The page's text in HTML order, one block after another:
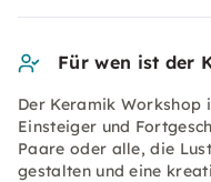
Für wen ist der
Der Keramik Workshop
Einsteiger und
Paare oder alle, die
gestalten und eine